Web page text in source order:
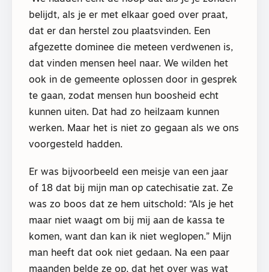
belijdt, als je er met elkaar goed over praat,
dat er dan herstel zou plaatsvinden. Een
afgezette dominee die meteen verdwenen is,
dat vinden mensen heel naar. We wilden het
ook in de gemeente oplossen door in gesprek
te gaan, zodat mensen hun boosheid echt
kunnen uiten. Dat had zo heilzaam kunnen
werken. Maar het is niet zo gegaan als we ons
voorgesteld hadden.
Er was bijvoorbeeld een meisje van een jaar
of 18 dat bij mijn man op catechisatie zat. Ze
was zo boos dat ze hem uitschold: “Als je het
maar niet waagt om bij mij aan de kassa te
komen, want dan kan ik niet weglopen.” Mijn
man heeft dat ook niet gedaan. Na een paar
maanden belde ze op, dat het over was wat